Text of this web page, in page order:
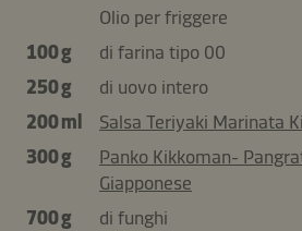
Olio per friggere
100 g
di farina tipo 00
250 g
di uovo intero
200 ml
Salsa Teriyaki Marinata
300 g
Panko Kikkoman-
Giapponese
700 g
di funghi